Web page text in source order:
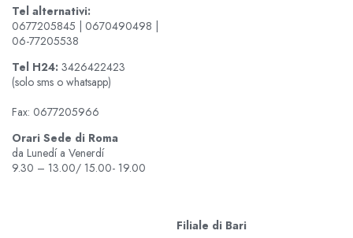
Tel alternativi:
0677205845 | 0670490498 |
06-77205538
Tel H24: 3426422423
(solo sms o whatsapp)
Fax: 0677205966
Orari Sede di Roma
da Lunedí a Venerdí
9.30 – 13.00/ 15.00- 19.00
Filiale di Bari